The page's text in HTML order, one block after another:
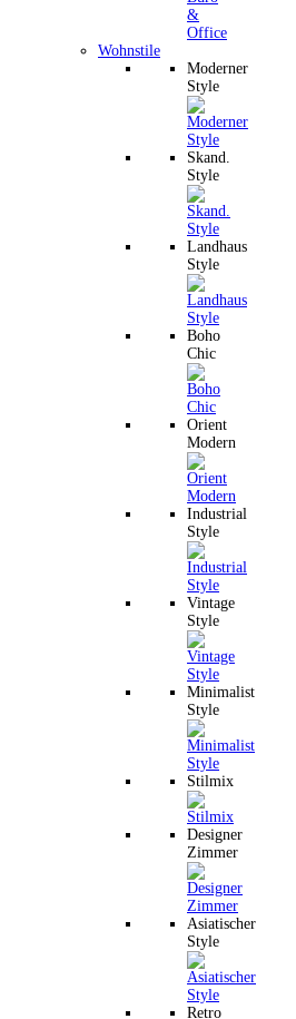
Wohnstile
Moderner
Style
Skand.
Style
Landhaus
Style
Boho
Chic
Orient
Modern
Industrial
Style
Vintage
Style
Minimalist
Style
Stilmix
Designer
Zimmer
Asiatischer
Style
Retro